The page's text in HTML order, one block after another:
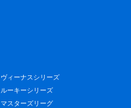
ヴィーナスシリーズ
ルーキーシリーズ
マスターズリーグ